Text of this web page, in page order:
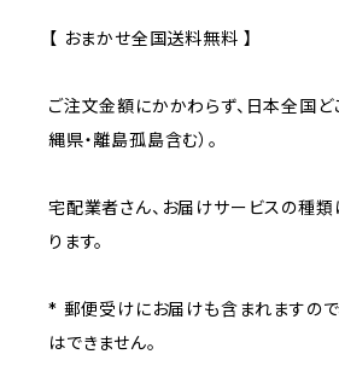
【 おまかせ全国送料無料 】
ご注文金額にかかわらず、日本全国ど
縄県・離島孤島含む）。
宅配業者さん、お届けサービスの種
ります。
* 郵便受けにお届けも含まれますので
はできません。